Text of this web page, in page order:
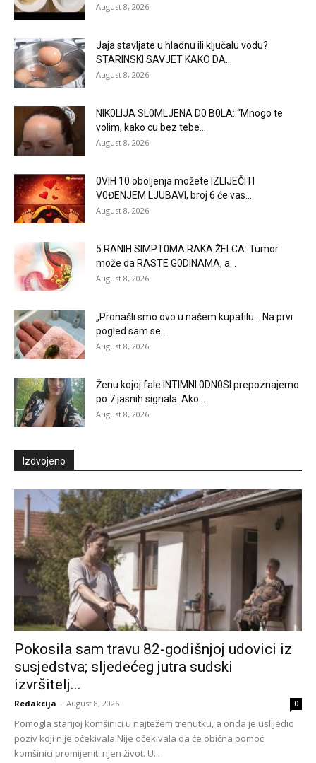
August 8, 2026
Jaja stavljate u hladnu ili ključalu vodu?
STARINSKI SAVJET KAKO DA...
August 8, 2026
NlK0LlJA SL0MLJENA D0 B0LA: “Mnogo te
volim, kako cu bez tebe...
August 8, 2026
0VlH 10 oboljenja možete IZLIJEČITI
V0ĐENJEM LJUBAVI, broj 6 će vas...
August 8, 2026
5 RANlH SlMPT0MA RAKA ŽELCA: Tumor
može da RASTE G0DlNAMA, a...
August 8, 2026
„Pronašli smo ovo u našem kupatilu… Na prvi
pogled sam se...
August 8, 2026
Ženu kojoj fale lNTlMNl 0DN0Sl prepoznajemo
po 7 jasnih signala: Ako...
August 8, 2026
Izdvojeno
Pokosila sam travu 82-godišnjoj udovici iz
susjedstva; sljedećeg jutra sudski
izvršitelj...
Redakcija - August 8, 2026 0
Pomogla starijoj komšinici u najtežem trenutku, a onda je uslijedio
poziv koji nije očekivala Nije očekivala da će obična pomoć
komšinici promijeniti njen život. U...